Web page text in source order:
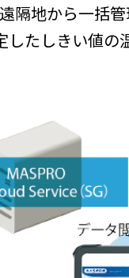
地から一括管
たしきい値の